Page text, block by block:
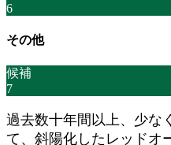
6
その他
候補
7
過去数十年間以上、少な
て、斜陽化したレッドオ